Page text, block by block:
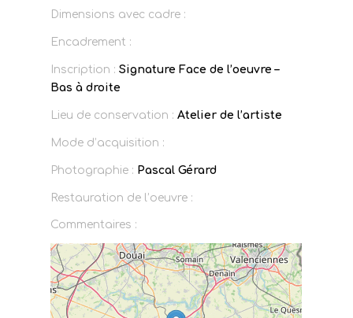
Dimensions avec cadre :
Encadrement :
Inscription : Signature Face de l’oeuvre –
Bas à droite
Lieu de conservation : Atelier de l’artiste
Mode d’acquisition :
Photographie : Pascal Gérard
Restauration de l’oeuvre :
Commentaires :